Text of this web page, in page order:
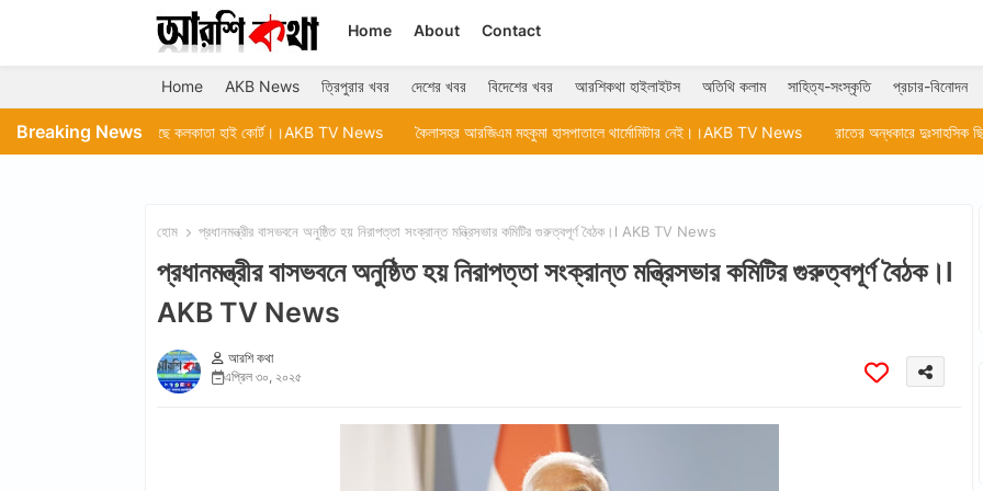
Home About Contact
Home AKB News ত্রিপুরার খবর দেশের খবর বিদেশের খবর আরশিকথা হাইলাইটস অতিথি কলাম সাহিত্য-সংস্কৃতি প্রচার-বিনোদন
Breaking News
চলেছে কলকাতা হাই কোর্ট।।AKB TV News কৈলাসহর আরজিএম মহকুমা হাসপাতালে থার্মোমিটার নেই।।AKB TV News রাতের অন্ধকারে দুঃসাহসিক ছিনতাইয়ের
হোম প্রধানমন্ত্রীর বাসভবনে অনুষ্ঠিত হয় নিরাপত্তা সংক্রান্ত মন্ত্রিসভার কমিটির গুরুত্বপূর্ণ বৈঠক।l AKB TV News
প্রধানমন্ত্রীর বাসভবনে অনুষ্ঠিত হয় নিরাপত্তা সংক্রান্ত মন্ত্রিসভার কমিটির গুরুত্বপূর্ণ বৈঠক।l
AKB TV News
আরশি কথা
এপ্রিল ৩০, ২০২৫